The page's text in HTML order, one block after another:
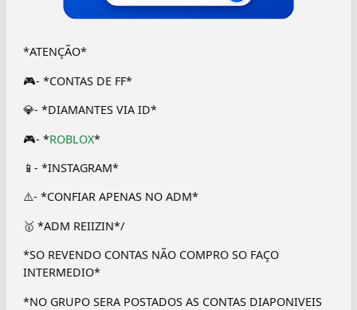
*ATENÇÃO*
🎮- *CONTAS DE FF*
💎- *DIAMANTES VIA ID*
🎮- *ROBLOX*
📱- *INSTAGRAM*
⚠️- *CONFIAR APENAS NO ADM*
🥇 *ADM REIIZIN*/
*SO REVENDO CONTAS NÃO COMPRO SO FAÇO
INTERMEDIO*
*NO GRUPO SERA POSTADOS AS CONTAS DIAPONIVEIS